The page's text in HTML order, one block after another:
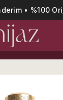
• %100